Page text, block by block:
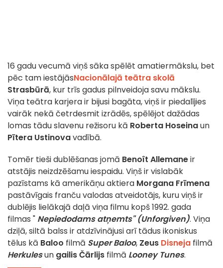
16 gadu vecumā viņš sāka spēlēt amatiermākslu, bet
pēc tam iestājāsNacionālajā teātra skolā
Strasbūrā, kur trīs gadus pilnveidoja savu mākslu.
Viņa teātra karjera ir bijusi bagāta, viņš ir piedalījies
vairāk nekā četrdesmit izrādēs, spēlējot dažādas
lomas tādu slavenu režisoru kā Roberta Hoseinaun
Pītera Ustinovavadībā.
Tomēr tieši dublēšanas jomā Benoît Allemaneir
atstājis neizdzēšamu iespaidu. Viņš ir vislabāk
pazīstams kā amerikāņu aktiera Morgana Frīmena
pastāvīgais franču valodas atveidotājs, kuru viņš ir
dublējis lielākajā daļā viņa filmu kopš 1992. gada
filmas " Nepiedodams atņemts" (Unforgiven). Viņa
dziļā, siltā balss ir atdzīvinājusi arī tādus ikoniskus
tēlus kā Baloo filmā Super Baloo, Zeus Disneja filmā
Herkulesun gailis Čārlijs filmā Looney Tunes.